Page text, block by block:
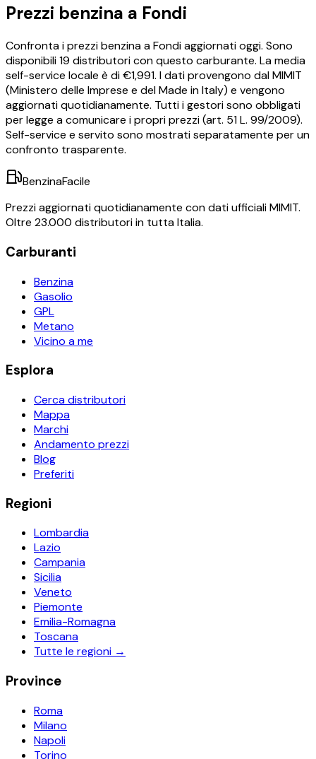
Prezzi benzina a Fondi
Confronta i prezzibenzinaaFondiaggiornati oggi. Sono
disponibili19 distributori con questo carburante. La media
self-service locale è di €1,991. I dati provengono dal MIMIT
(Ministero delle Imprese e del Made in Italy) e vengono
aggiornati quotidianamente. Tutti i gestori sono obbligati
per legge a comunicare i propri prezzi (art. 51 L. 99/2009).
Self-service e servito sono mostrati separatamente per un
confronto trasparente.
BenzinaFacile
Prezzi aggiornati quotidianamente con dati ufficiali MIMIT.
Oltre 23.000 distributori in tutta Italia.
Carburanti
Benzina
Gasolio
GPL
Metano
Vicino a me
Esplora
Cerca distributori
Mappa
Marchi
Andamento prezzi
Blog
Preferiti
Regioni
Lombardia
Lazio
Campania
Sicilia
Veneto
Piemonte
Emilia-Romagna
Toscana
Tutte le regioni →
Province
Roma
Milano
Napoli
Torino